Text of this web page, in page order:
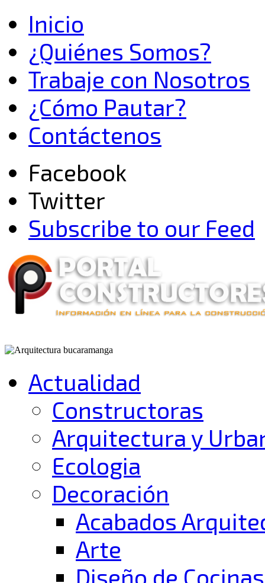
Inicio
¿Quiénes Somos?
Trabaje con Nosotros
¿Cómo Pautar?
Contáctenos
Facebook
Twitter
Subscribe to our Feed
Actualidad
Constructoras
Arquitectura y
Ecologia
Decoración
Acabados
Arte
Diseño de Cocinas